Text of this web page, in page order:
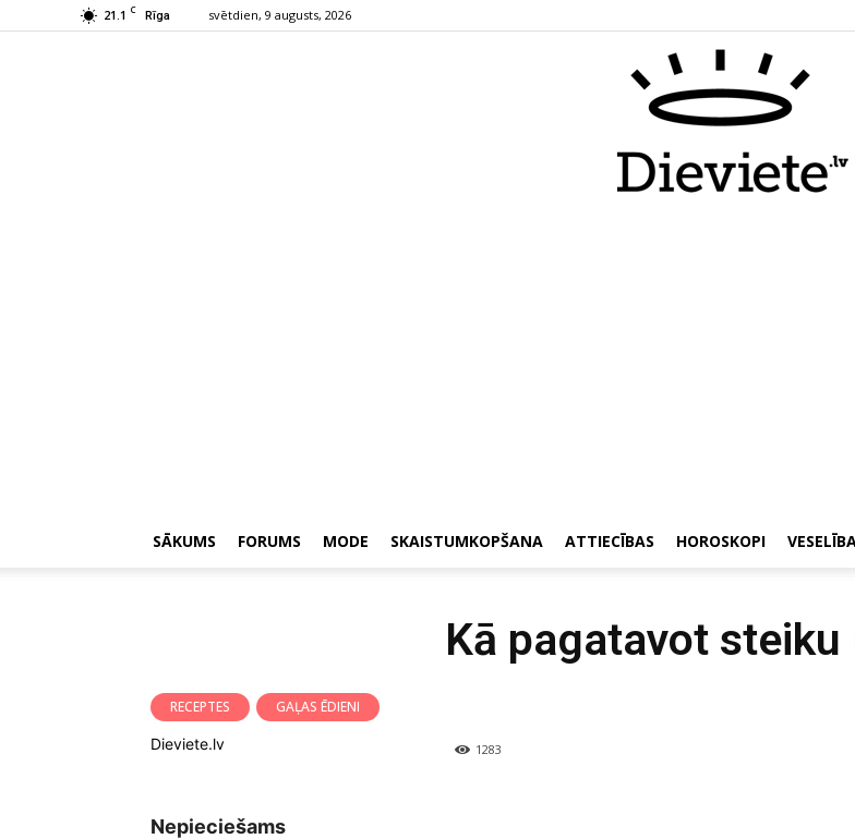
21.1 C Rīga svētdien, 9 augusts, 2026
SĀKUMS FORUMS MODE SKAISTUMKOPŠANA ATTIECĪBAS HOROSKOPI
Kā pagatavot steiku
RECEPTES
GAĻAS ĒDIENI
Dieviete.lv
1283
Nepieciešams